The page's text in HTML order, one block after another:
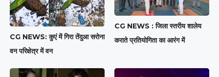
CG NEWS: कुएं में गिरा तेंदुआ सरोना
वन परिक्षेत्र में वन
CG NEWS : जिला स्तरीय शालेय
कराते प्रतियोगिता का आरंग में